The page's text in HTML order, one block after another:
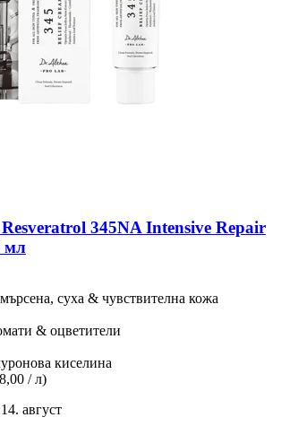
Resveratrol 345NA Intensive Repair
мл
суха & чувствителна кожа
& оцветители
киселина
/ л)
август